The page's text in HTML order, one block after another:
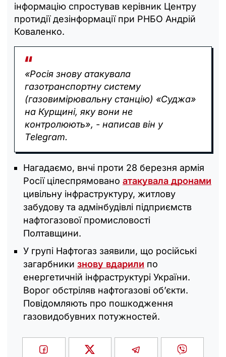
інформацію спростував керівник Центру
протидії дезінформації при РНБО Андрій
Коваленко.
«Росія знову атакувала
газотранспортну систему
(газовимірювальну станцію) «Суджа»
на Курщині, яку вони не
контролюють», - написав він у
Telegram.
Нагадаємо, внчі проти 28 березня армія
Росії цілеспрямовано атакувала дронами
цивільну інфраструктуру, житлову
забудову та адмінбудівлі підприємств
нафтогазової промисловості
Полтавщини.
У групі Нафтогаз заявили, що російські
загарбники знову вдарили по
енергетичній інфраструктурі України.
Ворог обстріляв нафтогазові об’єкти.
Повідомляють про пошкодження
газовидобувних потужностей.